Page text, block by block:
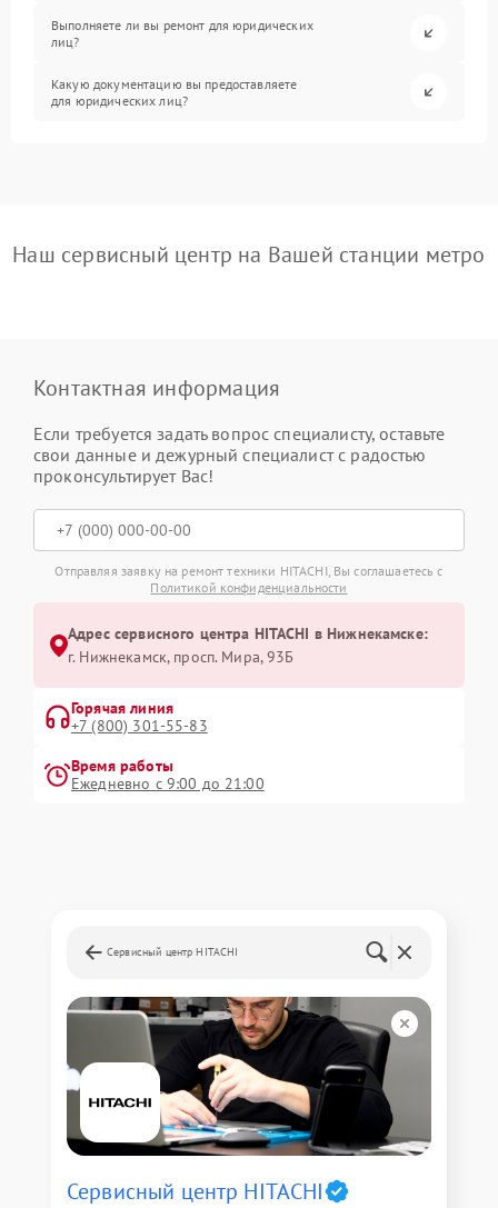
Выполняете ли вы ремонт для юридических
лиц?
Какую документацию вы предоставляете
для юридических лиц?
Наш сервисный центр на Вашей станции метро
Контактная информация
Если требуется задать вопрос специалисту, оставьте
свои данные и дежурный специалист с радостью
проконсультирует Вас!
Отправляя заявку на ремонт техники HITACHI, Вы соглашаетесь с
Политикой конфиденциальности
Адрес сервисного центра HITACHI в Нижнекамске:
г. Нижнекамск, просп. Мира, 93Б
Горячая линия
+7 (800) 301-55-83
Время работы
Ежедневно с 9:00 до 21:00
Сервисный центр HITACHI
Сервисный центр HITACHI